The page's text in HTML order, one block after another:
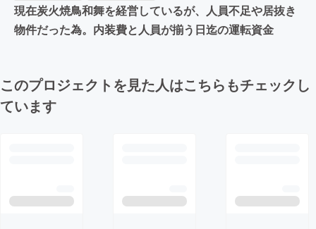
現在炭火焼鳥和舞を経営しているが、人員不足や居抜き
物件だった為。内装費と人員が揃う日迄の運転資金
このプロジェクトを見た人はこちらもチェックし
ています